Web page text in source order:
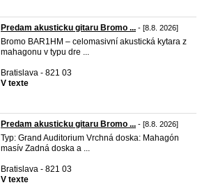
Predam akusticku gitaru Bromo ... - [8.8. 2026]
Bromo BAR1HM – celomasivní akustická kytara z
mahagonu v typu dre ...
Bratislava - 821 03
V texte
Predam akusticku gitaru Bromo ... - [8.8. 2026]
Typ: Grand Auditorium Vrchná doska: Mahagón
masív Zadná doska a ...
Bratislava - 821 03
V texte